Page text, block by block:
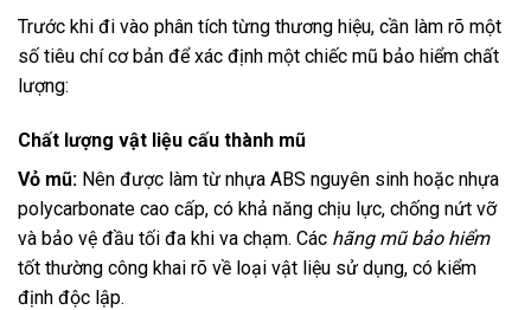
Trước khi đi vào phân tích từng thương hiệu, cần làm rõ một
số tiêu chí cơ bản để xác định một chiếc mũ bảo hiểm chất
lượng:
Chất lượng vật liệu cấu thành mũ
Vỏ mũ: Nên được làm từ nhựa ABS nguyên sinh hoặc nhựa
polycarbonate cao cấp, có khả năng chịu lực, chống nứt vỡ
và bảo vệ đầu tối đa khi va chạm. Các hãng mũ bảo hiểm
tốt thường công khai rõ về loại vật liệu sử dụng, có kiểm
định độc lập.